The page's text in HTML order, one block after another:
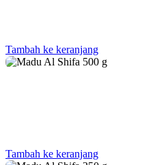
Tambah ke keranjang
Tambah ke keranjang